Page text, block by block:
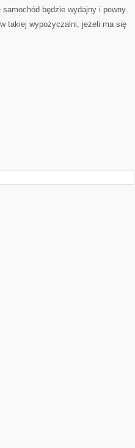
będzie wydajny i pewny
takiej wypożyczalni, jeżeli ma się